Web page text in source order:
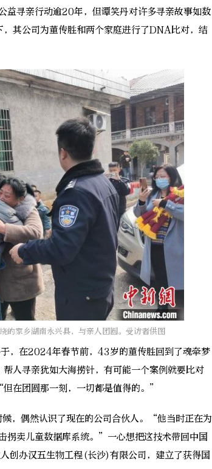
寻亲行动逾20年，但谭笑丹对许多寻亲故事如数
其公司为董传胜和两个家庭进行了DNA比对，结
的家乡湖南永兴县，与亲人团圆。受访者供图
在2024年春节前，43岁的董传胜回到了魂牵梦
人寻亲犹如大海捞针，有可能一个案例就要比对
在团圆那一刻，一切都是值得的。”
偶然认识了现在的公司合伙人。“他当时正在为
拐卖儿童数据库系统。”一心想把这技术带回中国
创办汉五生物工程(长沙)有限公司，建立了获得国